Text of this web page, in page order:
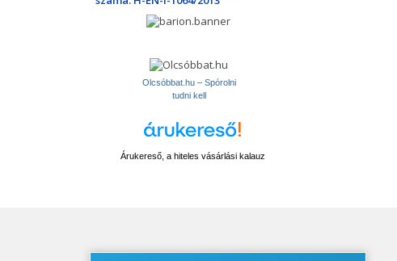
Olcsóbbat.hu – Spórolni
tudni kell
Árukereső, a hiteles vásárlási kalauz